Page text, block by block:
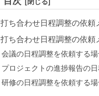
打ち合わせ日程調整の依頼
打ち合わせ日程調整の依頼
会議の日程調整を依頼する場
プロジェクトの進捗報告の
研修の日程調整を依頼する場